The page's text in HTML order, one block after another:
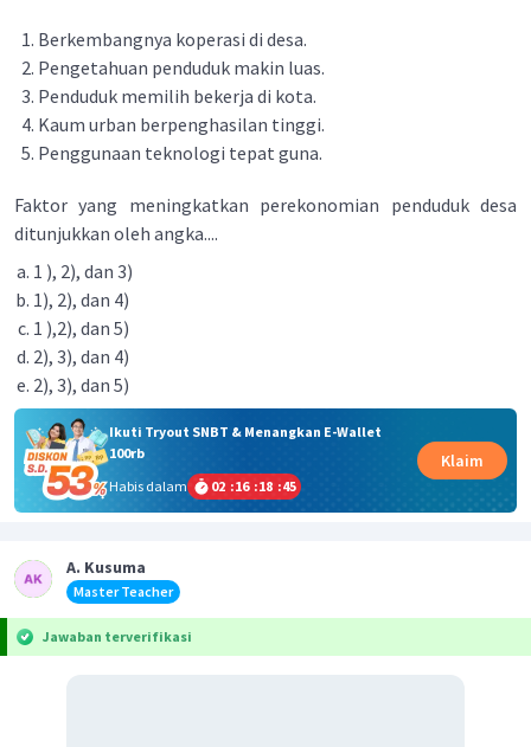
Berkembangnya koperasi di desa.
Pengetahuan penduduk makin luas.
Penduduk memilih bekerja di kota.
Kaum urban berpenghasilan tinggi.
Penggunaan teknologi tepat guna.
Faktor yang meningkatkan perekonomian penduduk desa
ditunjukkan oleh angka....
1 ), 2), dan 3)
1), 2), dan 4)
1 ),2), dan 5)
2), 3), dan 4)
2), 3), dan 5)
Ikuti Tryout SNBT & Menangkan E-Wallet
100rb
Habis dalam
02 :16 :18 :44
Klaim
A. Kusuma
Master Teacher
Jawaban terverifikasi